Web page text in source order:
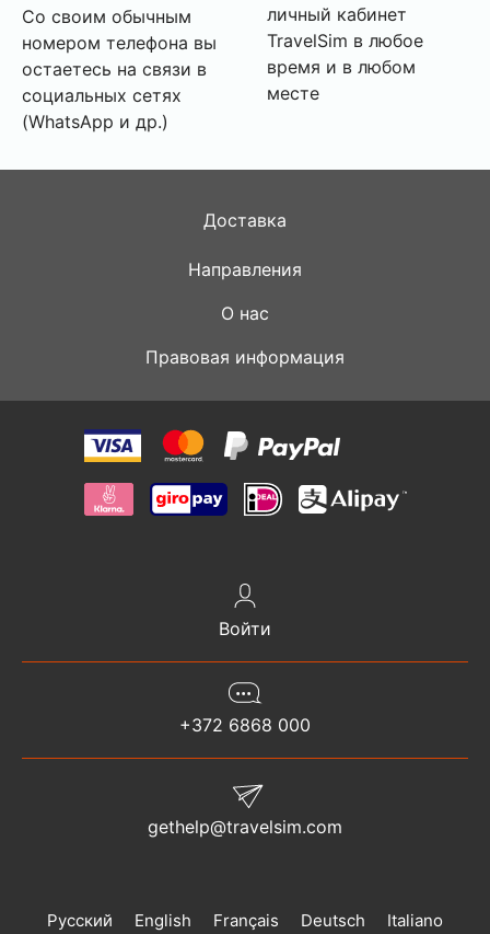
Со своим обычным
номером телефона вы
остаетесь на связи в
социальных сетях
(WhatsApp и др.)
личный кабинет
TravelSim в любое
время и в любом
месте
Доставка
Направления
О нас
Правовая информация
Войти
+372 6868 000
gethelp@travelsim.com
Русский English Français Deutsch Italiano